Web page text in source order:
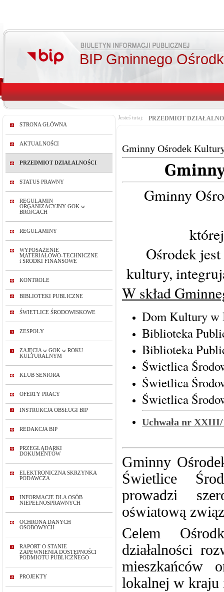
BIP Gminnego
STRONA GŁÓWNA
AKTUALNOŚCI
PRZEDMIOT DZIAŁALNOŚCI
STATUS PRAWNY
REGULAMIN
ORGANIZACYJNY GOK w
BRÓJCACH
REGULAMINY
WYPOSAŻENIE
MATERIAŁOWO-TECHNICZNE
i ŚRODKI FINANSOWE
KONTROLE
BIBLIOTEKI PUBLICZNE
ŚWIETLICE ŚRODOWISKOWE
ZESPOŁY
ZAJĘCIA w GOK w ROKU
KULTURALNYM
KLUB SENIORA
OFERTY PRACY
INSTRUKCJA OBSŁUGI BIP
REDAKCJA BIP
PRZEGLĄDARKI
DOKUMENTÓW
ELEKTRONICZNA SKRZYNKA
PODAWCZA
INFORMACJE DLA OSÓB
NIEPEŁNOSPRAWNYCH
OCHRONA DANYCH
OSOBOWYCH
RAPORT O STANIE
ZAPEWNIENIA DOSTĘPNOŚCI
PODMIOTU PUBLICZNEGO
PROJEKTY
Jesteś tutaj: PRZEDMIOT
Gminny Ośrodek
Gminny
Ośrodek
kultury,
W skład
Dom Kultury w
Biblioteka
Biblioteka
Świetlica
Świetlica
Świetlica
Uchwała nr
Gminny
Świetlice
prowadzi
oświatową
Celem
działalności
mieszkańców
lokalnej w kraju